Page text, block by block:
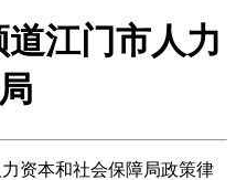
江门市人力
资本和社会保障局政策律